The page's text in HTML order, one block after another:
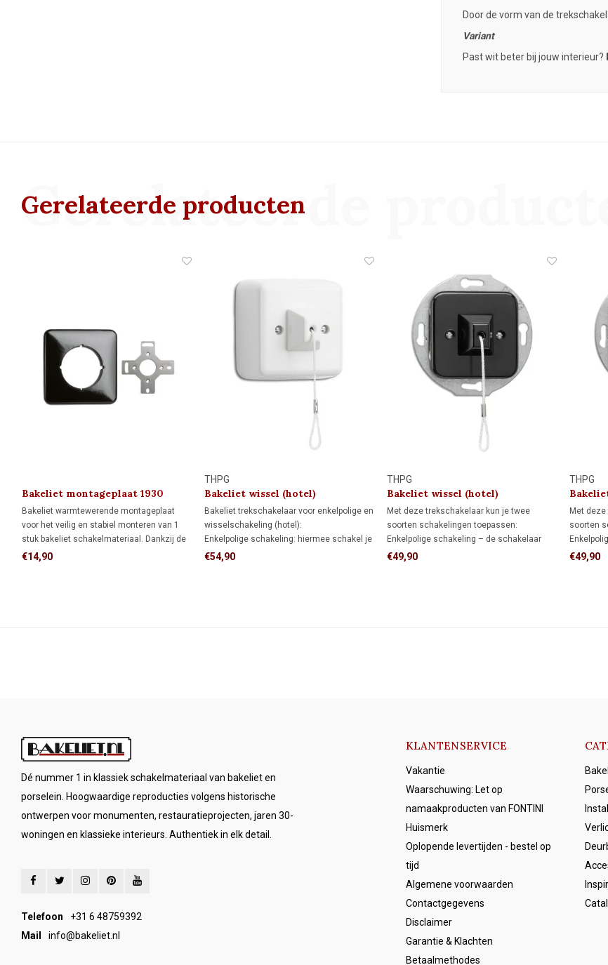
Door de vorm van de
Variant
Past wit beter bij jouw interieur?
Gerelateerde producten
Gerelateerde
Bakeliet montageplaat 1930
Bakeliet warmtewerende montageplaat
voor het veilig en stabiel monteren van 1
stuk bakeliet schakelmateriaal. Dankzij de
bijgeleverde adapter past deze
€14,90
THPG
Bakeliet wissel (hotel)
trekschakelaar 1930
Bakeliet trekschakelaar voor enkelpolige en
wisselschakeling (hotel):
Enkelpolige schakeling: hiermee schakel je
een lamp vanaf één schakelaar aan en uit.
€54,90
THPG
Bakeliet wissel (hotel)
trekschakelaar 1930
Met deze trekschakelaar kun je twee
soorten schakelingen toepassen:
Enkelpolige schakeling – de schakelaar
bedient een lamp of lampgroep.
€49,90
THPG
Met
soorten
bedient
€49,90
Dé nummer 1 in klassiek schakelmateriaal van bakeliet en
porselein. Hoogwaardige reproducties volgens historische
ontwerpen voor monumenten, restauratieprojecten, jaren 30-
woningen en klassieke interieurs. Authentiek in elk detail.
Telefoon
+31 6 48759392
Mail
info@bakeliet.nl
KLANTENSERVICE
Vakantie
Waarschuwing: Let op
namaakproducten van FONTINI
Huismerk
Oplopende levertijden - bestel op
tijd
Algemene voorwaarden
Contactgegevens
Disclaimer
Garantie & Klachten
Betaalmethodes